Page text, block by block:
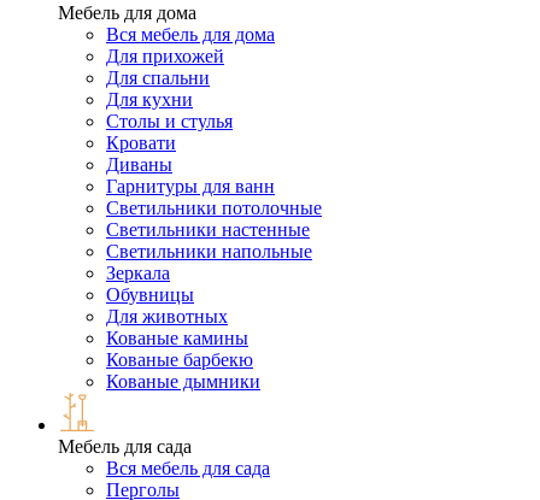
Мебель для дома
Вся мебель для дома
Для прихожей
Для спальни
Для кухни
Столы и стулья
Кровати
Диваны
Гарнитуры для ванн
Светильники потолочные
Светильники настенные
Светильники напольные
Зеркала
Обувницы
Для животных
Кованые камины
Кованые барбекю
Кованые дымники
Мебель для сада
Вся мебель для сада
Перголы